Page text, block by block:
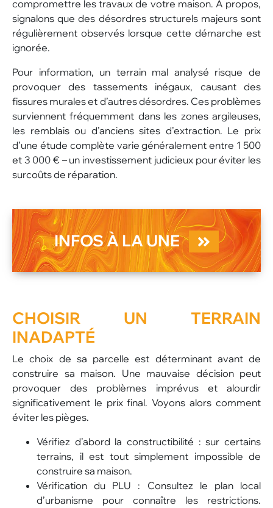
compromettre les travaux de votre maison. A propos,
signalons que des désordres structurels majeurs sont
régulièrement observés lorsque cette démarche est
ignorée.
Pour information, un terrain mal analysé risque de
provoquer des tassements inégaux, causant des
fissures murales et d’autres désordres. Ces problèmes
surviennent fréquemment dans les zones argileuses,
les remblais ou d’anciens sites d’extraction. Le prix
d’une étude complète varie généralement entre 1 500
et 3 000 € – un investissement judicieux pour éviter les
surcoûts de réparation.
INFOS À LA UNE
CHOISIR UN TERRAIN
INADAPTÉ
Le choix de sa parcelle est déterminant avant de
construire sa maison. Une mauvaise décision peut
provoquer des problèmes imprévus et alourdir
significativement le prix final. Voyons alors comment
éviter les pièges.
Vérifiez d’abord la constructibilité : sur certains
terrains, il est tout simplement impossible de
construire sa maison.
Vérification du PLU : Consultez le plan local
d’urbanisme pour connaître les restrictions.